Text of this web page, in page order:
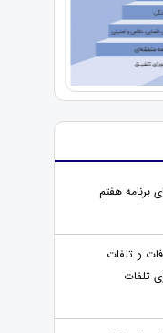
برنامه هفتم
و تلفات
تلفات